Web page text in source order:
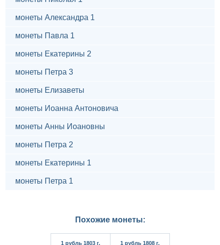
монеты Александра 1
монеты Павла 1
монеты Екатерины 2
монеты Петра 3
монеты Елизаветы
монеты Иоанна Антоновича
монеты Анны Иоановны
монеты Петра 2
монеты Екатерины 1
монеты Петра 1
Похожие монеты:
1 рубль 1803 г. 1 рубль 1808 г.